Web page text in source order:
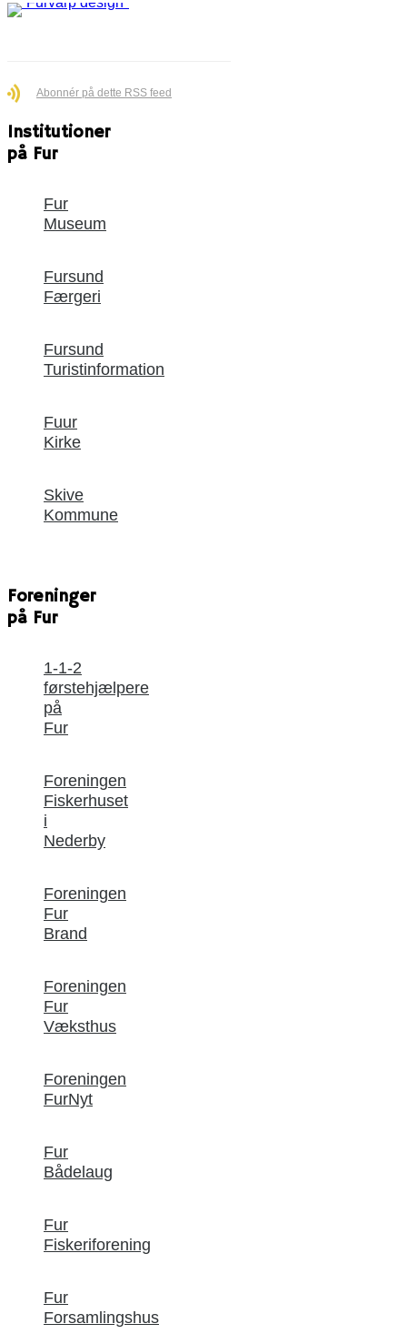
Abonnér på dette RSS feed
Institutioner
på Fur
Fur
Museum
Fursund
Færgeri
Fursund
Turistinformation
Fuur
Kirke
Skive
Kommune
Foreninger
på Fur
1-1-2
førstehjælpere
på
Fur
Foreningen
Fiskerhuset
i
Nederby
Foreningen
Fur
Brand
Foreningen
Fur
Væksthus
Foreningen
FurNyt
Fur
Bådelaug
Fur
Fiskeriforening
Fur
Forsamlingshus